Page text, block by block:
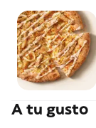
A tu gusto